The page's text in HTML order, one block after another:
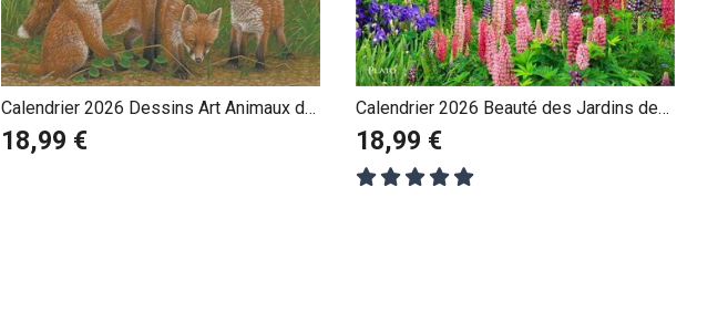
Calendrier 2026 Dessins Art Animaux de
la Forêt Robert Fuller
18,99 €
Calendrier 2026 Beauté des Jardins de
Campagne
18,99 €